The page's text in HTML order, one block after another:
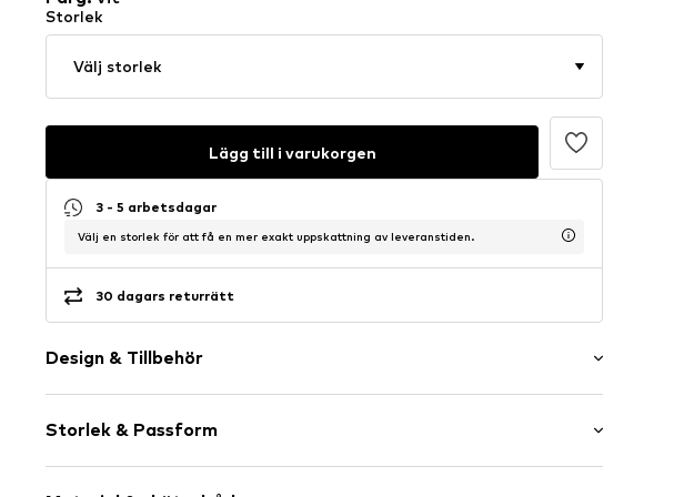
Storlek
Välj storlek
Lägg till i varukorgen
3 - 5 arbetsdagar
Välj en storlek för att få en mer exakt uppskattning av leveranstiden.
30 dagars returrätt
Design & Tillbehör
Tunikaurringning
Veck
Draperad
Storlek & Passform